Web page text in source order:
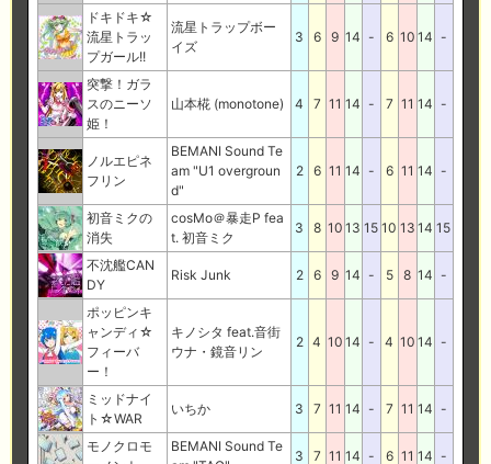
ドキドキ☆
流星トラッ
プガール!!
流星トラップボー
イズ
3 6 9 14 - 6 10 14 -
突撃！ガラ
スのニーソ
姫！
山本椛 (monotone) 4 7 11 14 - 7 11 14 -
ノルエピネ
フリン
BEMANI Sound Te
am "U1 overgroun
d"
2 6 11 14 - 6 11 14 -
初音ミクの
消失
cosMo＠暴走P fea
t. 初音ミク
3 8 10 13 15 10 13 14 15
不沈艦CAN
DY
Risk Junk 2 6 9 14 - 5 8 14 -
ポッピンキ
ャンディ☆
フィーバ
ー！
キノシタ feat.音街
ウナ・鏡音リン
2 4 10 14 - 4 10 14 -
ミッドナイ
ト☆WAR
いちか 3 7 11 14 - 7 11 14 -
モノクロモ
BEMANI Sound Te
3 7 11 14 - 6 11 14 -